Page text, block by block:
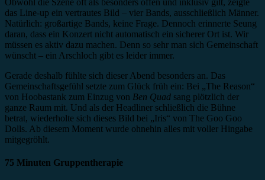
das Line-up ein vertrautes Bild – vier Bands, ausschließlich Männer.
Natürlich: großartige Bands, keine Frage. Dennoch erinnerte Seung
daran, dass ein Konzert nicht automatisch ein sicherer Ort ist. Wir
müssen es aktiv dazu machen. Denn so sehr man sich Gemeinschaft
wünscht – ein Arschloch gibt es leider immer.
Gerade deshalb fühlte sich dieser Abend besonders an. Das
Gemeinschaftsgefühl setzte zum Glück früh ein: Bei „The Reason“
von Hoobastank zum Einzug von Ben Quad sang plötzlich der
ganze Raum mit. Und als der Headliner schließlich die Bühne
betrat, wiederholte sich dieses Bild bei „Iris“ von The Goo Goo
Dolls. Ab diesem Moment wurde ohnehin alles mit voller Hingabe
mitgegröhlt.
75 Minuten Gruppentherapie